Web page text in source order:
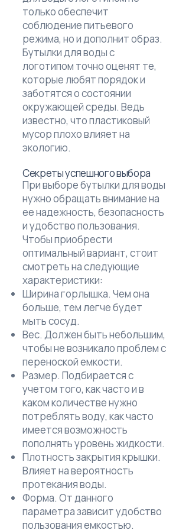
только обеспечит
соблюдение питьевого
режима, но и дополнит образ.
Бутылки для воды с
логотипом точно оценят те,
которые любят порядок и
заботятся о состоянии
окружающей среды. Ведь
известно, что пластиковый
мусор плохо влияет на
экологию.
Секреты успешного выбора
При выборе бутылки для воды
нужно обращать внимание на
ее надежность, безопасность
и удобство пользования.
Чтобы приобрести
оптимальный вариант, стоит
смотреть на следующие
характеристики:
Ширина горлышка. Чем она
больше, тем легче будет
мыть сосуд.
Вес. Должен быть небольшим,
чтобы не возникало проблем с
переноской емкости.
Размер. Подбирается с
учетом того, как часто и в
каком количестве нужно
потреблять воду, как часто
имеется возможность
пополнять уровень жидкости.
Плотность закрытия крышки.
Влияет на вероятность
протекания воды.
Форма. От данного
параметра зависит удобство
пользования емкостью.